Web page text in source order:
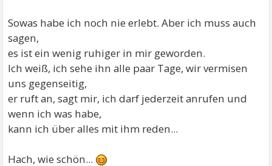
Sowas habe ich noch nie erlebt. Aber ich muss auch
sagen,
es ist ein wenig ruhiger in mir geworden.
Ich weiß, ich sehe ihn alle paar Tage, wir vermisen
uns gegenseitig,
er ruft an, sagt mir, ich darf jederzeit anrufen und
wenn ich was habe,
kann ich über alles mit ihm reden...
Hach, wie schön...